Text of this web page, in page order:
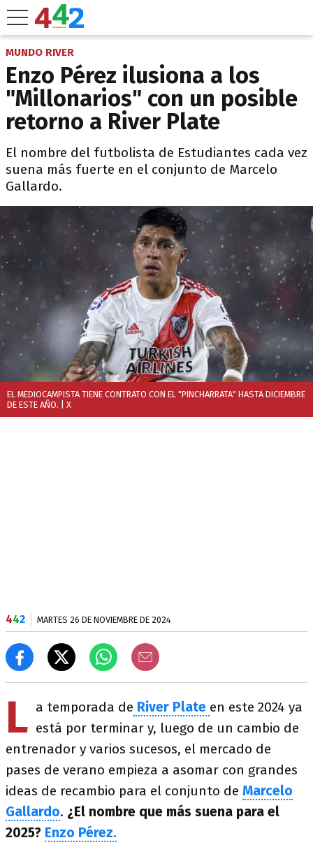
MUNDO RIVER
Enzo Pérez ilusiona a los
"Millonarios" con un posible
retorno a River Plate
El nombre del futbolista de Estudiantes cada vez
suena más fuerte en el conjunto de Marcelo
Gallardo.
EL MEDIOCAMPISTA TIENE CONTRATO CON EL "PINCHARRATA" HASTA DICIEMBRE
DE ESTE AÑO. | X
442 MARTES 26 DE NOVIEMBRE DE 2024
L a temporada de River Plate en este 2024 ya
está por terminar y, luego de un cambio de
entrenador y varios sucesos, el mercado de
pases de verano empieza a asomar con grandes
ideas de recambio para el conjunto de Marcelo
Gallardo. ¿El nombre que más suena para el
2025? Enzo Pérez.